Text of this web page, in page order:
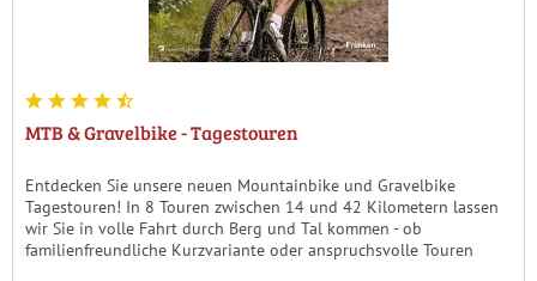
MTB & Gravelbike - Tagestouren
Entdecken Sie unsere neuen Mountainbike und Gravelbike
Tagestouren! In 8 Touren zwischen 14 und 42 Kilometern lassen
wir Sie in volle Fahrt durch Berg und Tal kommen - ob
familienfreundliche Kurzvariante oder anspruchsvolle Touren